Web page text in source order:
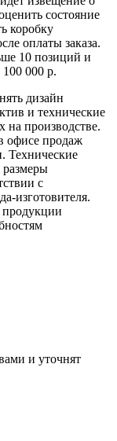
состояние
коробку
оплаты заказа.
10 позиций и
000 р.
дизайн
и технические
на производстве.
офисе продаж
Технические
размеры
с
изготовителя.
продукции
и уточнят